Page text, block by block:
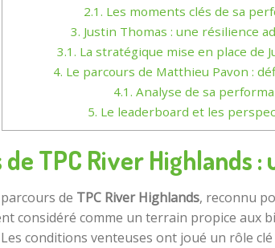
2.1. Les moments clés de sa
3. Justin Thomas : une résilience
3.1. La stratégique mise en place de
4. Le parcours de Matthieu Pavon :
4.1. Analyse de sa
5. Le leaderboard et les
TPC River Highlands
de TPC River Highlands, reconnu
considéré comme un terrain propice aux
conditions venteuses ont joué un rôle